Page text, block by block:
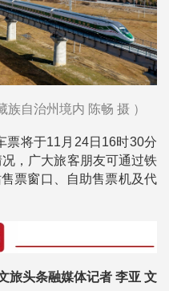
族自治州境内 陈畅 摄 ）
票将于11月24日16时30分
，广大旅客朋友可通过铁
票窗口、自助售票机及代
旅头条融媒体记者 李亚 文